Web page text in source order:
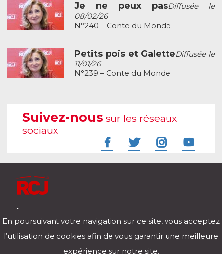
Je ne peux pasDiffusée le
08/02/26
N°240 – Conte du Monde
Petits pois et GaletteDiffusée le
11/01/26
N°239 – Conte du Monde
Suivez-nous sur les réseaux
sociaux
Télécharger notre application pour iOs et Android
En poursuivant votre navigation sur ce site, vous acceptez
l’utilisation de cookies afin de vous garantir une meilleure
expérience sur notre site.